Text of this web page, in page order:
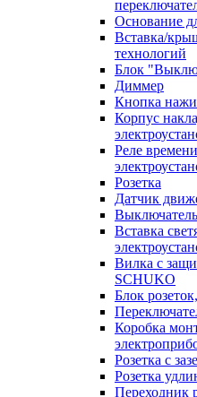
Основание
Вставка/
технологий
Блок
Диммер
Кнопка
Корпус
Реле
Розетка
Датчик
Вставка
Вилка с
SCHUKO
Блок
Коробка
Розетка с
Розетка
Переходник